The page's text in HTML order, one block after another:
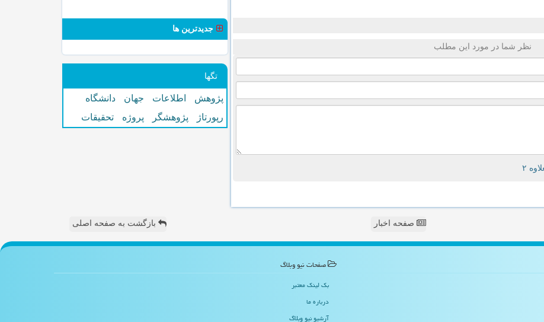
نظر شما در مورد این مطلب
جدیدترین ها
تگها
پژوهش اطلاعات جهان
دانشگاه
رپورتاژ
پژوهشگر پروژه تحقیقات
صفحه اخبار بازگشت به صفحه اصلی
صفحات نیو وبلاگ
بک لینک معتبر
درباره ما
آرشیو نیو وبلاگ